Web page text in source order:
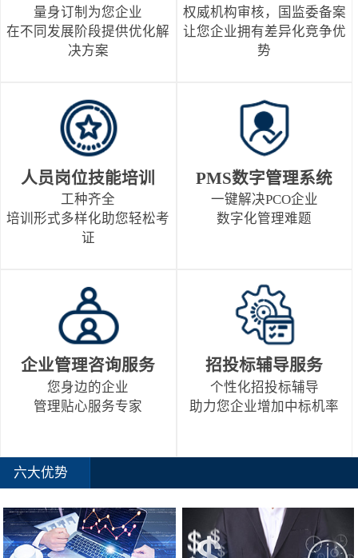
量身订制为您企业
在不同发展阶段提供优化解
决方案
权威机构审核，国监委备案
让您企业拥有差异化竞争优
势
人员岗位技能培训
工种齐全
培训形式多样化助您轻松考
证
PMS数字管理系统
一键解决PCO企业
数字化管理难题
企业管理咨询服务
您身边的企业
管理贴心服务专家
招投标辅导服务
个性化招投标辅导
助力您企业增加中标机率
六大优势